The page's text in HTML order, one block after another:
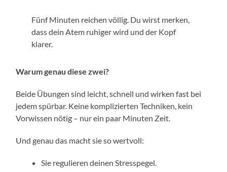
Fünf Minuten reichen völlig. Du wirst merken,
dass dein Atem ruhiger wird und der Kopf
klarer.
Warum genau diese zwei?
Beide Übungen sind leicht, schnell und wirken fast bei
jedem spürbar. Keine komplizierten Techniken, kein
Vorwissen nötig – nur ein paar Minuten Zeit.
Und genau das macht sie so wertvoll:
Sie regulieren deinen Stresspegel.